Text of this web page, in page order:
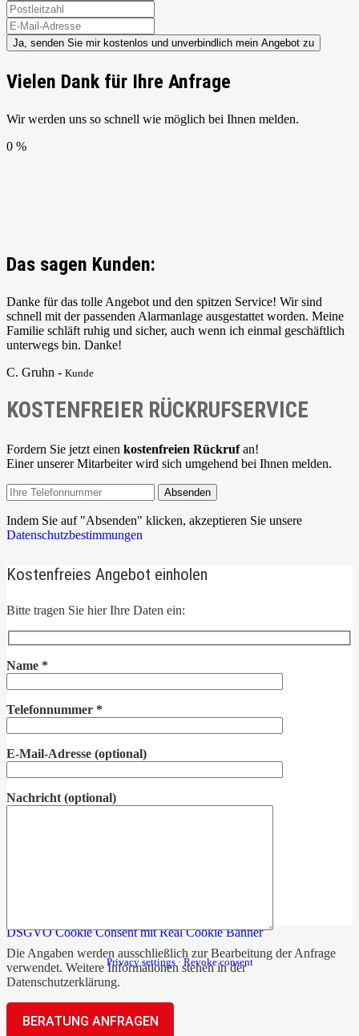
Ja, senden Sie mir kostenlos und unverbindlich mein Angebot zu
Vielen Dank für Ihre Anfrage
Wir werden uns so schnell wie möglich bei Ihnen melden.
0 %
Das sagen Kunden:
Danke für das tolle Angebot und den spitzen Service! Wir sind
schnell mit der passenden Alarmanlage ausgestattet worden. Meine
Familie schläft ruhig und sicher, auch wenn ich einmal geschäftlich
unterwegs bin. Danke!
C. Gruhn - Kunde
KOSTENFREIER RÜCKRUFSERVICE
Fordern Sie jetzt einen kostenfreien Rückrufan!
Einer unserer Mitarbeiter wird sich umgehend bei Ihnen melden.
Absenden
Indem Sie auf "Absenden" klicken, akzeptieren Sie unsere
Datenschutzbestimmungen
Kostenfreies Angebot einholen
Bitte tragen Sie hier Ihre Daten ein:
Name *
Telefonnummer *
E-Mail-Adresse (optional)
Nachricht (optional)
Die Angaben werden ausschließlich zur Bearbeitung der Anfrage
verwendet. Weitere Informationen stehen in der
Datenschutzerklärung.
DSGVO Cookie Consent mit Real Cookie Banner
Privacy settings · Revoke consent